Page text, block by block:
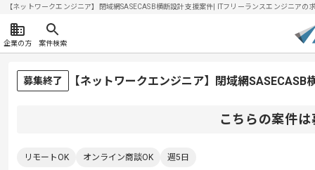
【ネットワークエンジニア】閉域網SASECASB横断設計支援案件| ITフリーランスエンジニア
企業の方 案件検索
募集終了 【ネットワークエンジニア】閉域網
こちらの案件
リモートOK オンライン商談OK 週5日